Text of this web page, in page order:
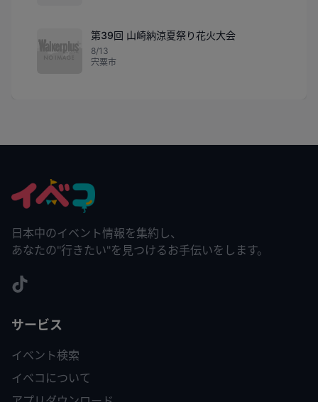
第39回 山崎納涼夏祭り花火大会
8/13
宍粟市
日本中のイベント情報を集約し、
あなたの"行きたい"を見つけるお手伝いをします。
サービス
イベント検索
イベコについて